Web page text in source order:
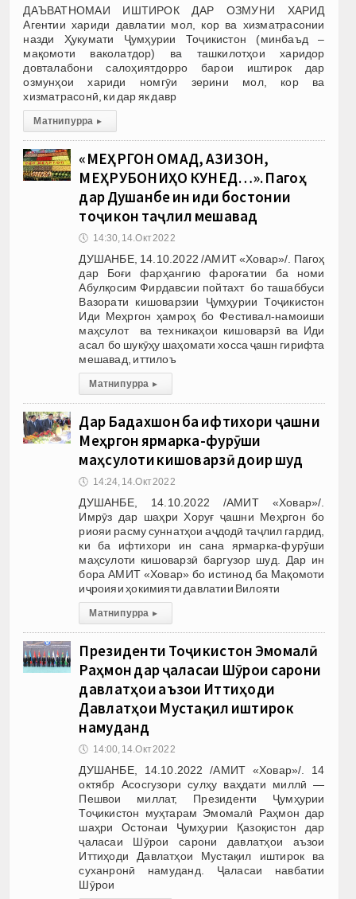
ДАЪВАТНОМАИ ИШТИРОК ДАР ОЗМУНИ ХАРИД
Агентии хариди давлатии мол, кор ва хизматрасонии
назди Ҳукумати Ҷумҳурии Тоҷикистон (минбаъд –
мақомоти ваколатдор) ва ташкилотҳои харидор
довталабони салоҳиятдорро барои иштирок дар
озмунҳои хариди номгӯи зерини мол, кор ва
хизматрасонӣ, ки дар як давр
Матни пурра ▸
«МЕҲРГОН ОМАД, АЗИЗОН,
МЕҲРУБОНИҲО КУНЕД…». Пагоҳ
дар Душанбе ин иди бостонии
тоҷикон таҷлил мешавад
🕔 14:30, 14.Окт 2022
ДУШАНБЕ, 14.10.2022 /АМИТ «Ховар»/. Пагоҳ
дар Боғи фарҳангию фароғатии ба номи
Абулқосим Фирдавсии пойтахт бо ташаббуси
Вазорати кишоварзии Ҷумҳурии Тоҷикистон
Иди Меҳргон ҳамроҳ бо Фестивал-намоиши
маҳсулот ва техникаҳои кишоварзӣ ва Иди
асал бо шукӯҳу шаҳомати хосса ҷашн гирифта
мешавад, иттилоъ
Матни пурра ▸
Дар Бадахшон ба ифтихори ҷашни
Меҳргон ярмарка-фурӯши
маҳсулоти кишоварзӣ доир шуд
🕔 14:24, 14.Окт 2022
ДУШАНБЕ, 14.10.2022 /АМИТ «Ховар»/.
Имрӯз дар шаҳри Хоруғ ҷашни Меҳргон бо
риояи расму суннатҳои аҷдодӣ таҷлил гардид,
ки ба ифтихори ин сана ярмарка-фурӯши
маҳсулоти кишоварзӣ баргузор шуд. Дар ин
бора АМИТ «Ховар» бо истинод ба Мақомоти
иҷроияи ҳокимияти давлатии Вилояти
Матни пурра ▸
Президенти Тоҷикистон Эмомалӣ
Раҳмон дар ҷаласаи Шӯрои сарони
давлатҳои аъзои Иттиҳоди
Давлатҳои Мустақил иштирок
намуданд
🕔 14:00, 14.Окт 2022
ДУШАНБЕ, 14.10.2022 /АМИТ «Ховар»/. 14
октябр Асосгузори сулҳу ваҳдати миллӣ —
Пешвои миллат, Президенти Ҷумҳурии
Тоҷикистон муҳтарам Эмомалӣ Раҳмон дар
шаҳри Остонаи Ҷумҳурии Қазоқистон дар
ҷаласаи Шӯрои сарони давлатҳои аъзои
Иттиҳоди Давлатҳои Мустақил иштирок ва
суханронӣ намуданд. Ҷаласаи навбатии
Шӯрои